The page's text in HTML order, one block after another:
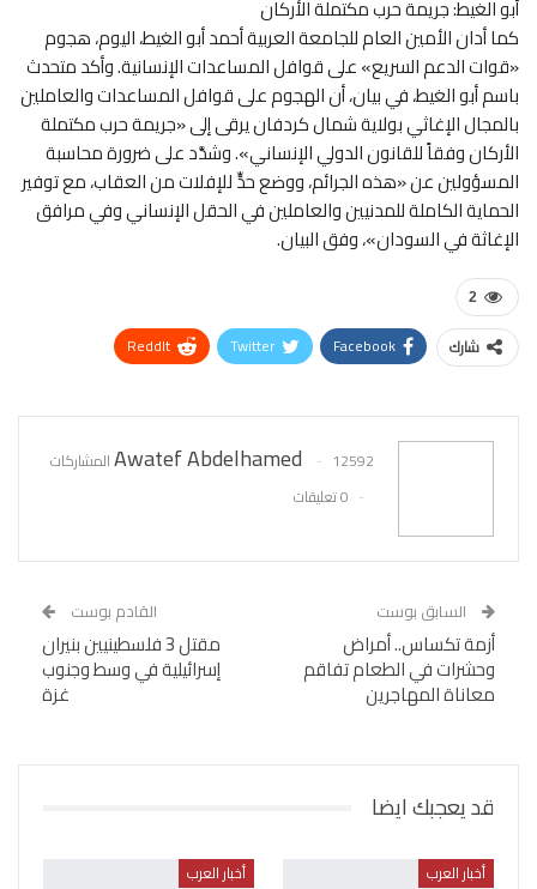
أبو الغيط: جريمة حرب مكتملة الأركان
كما أدان الأمين العام للجامعة العربية أحمد أبو الغيط، اليوم، هجوم
«قوات الدعم السريع» على قوافل المساعدات الإنسانية. وأكد متحدث
باسم أبو الغيط، في بيان، أن الهجوم على قوافل المساعدات والعاملين
بالمجال الإغاثي بولاية شمال كردفان يرقى إلى «جريمة حرب مكتملة
الأركان وفقاً للقانون الدولي الإنساني». وشدَّد على ضرورة محاسبة
المسؤولين عن «هذه الجرائم، ووضع حدٍّ للإفلات من العقاب، مع توفير
الحماية الكاملة للمدنيين والعاملين في الحقل الإنساني وفي مرافق
الإغاثة في السودان»، وفق البيان.
2
شارك Facebook
Twitter
ReddIt
Awatef Abdelhamed
12592 المشاركات
0 تعليقات
السابق بوست
أزمة تكساس.. أمراض
وحشرات في الطعام تفاقم
معاناة المهاجرين
القادم بوست
مقتل 3 فلسطينيين بنيران
إسرائيلية في وسط وجنوب
غزة
قد يعجبك ايضا
أخبار العرب أخبار العرب